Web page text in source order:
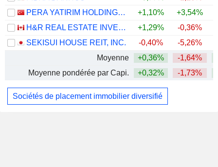
PERA YATIRIM HOLDING ANONIM SIRKETI
+1,10% +3,54%
H&R REAL ESTATE INVESTMENT TRUST
+1,29% -0,36%
SEKISUI HOUSE REIT, INC.
-0,40% -5,26%
Moyenne
+0,36% -1,64%
Moyenne pondérée par Capi.
+0,32% -1,73%
Sociétés de placement immobilier diversifié